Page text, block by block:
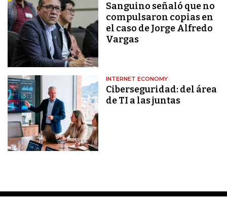
Sanguino señaló que no
compulsaron copias en
el caso de Jorge Alfredo
Vargas
INTERNET ECONOMY
Ciberseguridad: del área
de TI a las juntas